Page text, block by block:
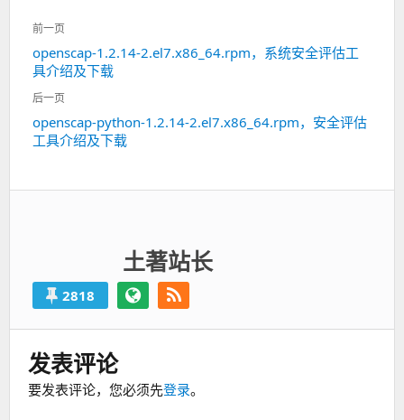
文
章
导
航
前一页
上
一
篇：
openscap-1.2.14-2.el7.x86_64.rpm，系统安全评估工
具介绍及下载
后一页
下
一
openscap-python-1.2.14-2.el7.x86_64.rpm，安全评估
工具介绍及下载
土著站长
2818
发表评论
要发表评论，您必须先登录。